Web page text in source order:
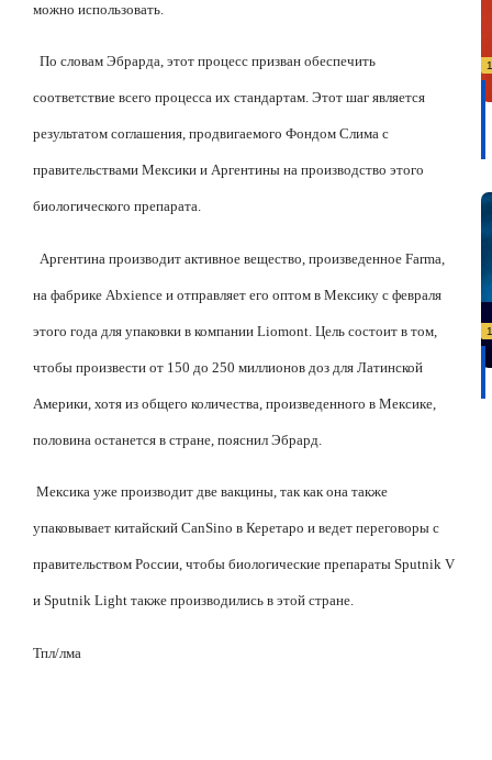
можно использовать.
По словам Эбрарда, этот процесс призван обеспечить
соответствие всего процесса их стандартам. Этот шаг является
результатом соглашения, продвигаемого Фондом Слима с
правительствами Мексики и Аргентины на производство этого
биологического препарата.
Аргентина производит активное вещество, произведенное Farma,
на фабрике Abxience и отправляет его оптом в Мексику с февраля
этого года для упаковки в компании Liomont. Цель состоит в том,
чтобы произвести от 150 до 250 миллионов доз для Латинской
Америки, хотя из общего количества, произведенного в Мексике,
половина останется в стране, пояснил Эбрард.
Мексика уже производит две вакцины, так как она также
упаковывает китайский CanSino в Керетаро и ведет переговоры с
правительством России, чтобы биологические препараты Sputnik V
и Sputnik Light также производились в этой стране.
Тпл/лма